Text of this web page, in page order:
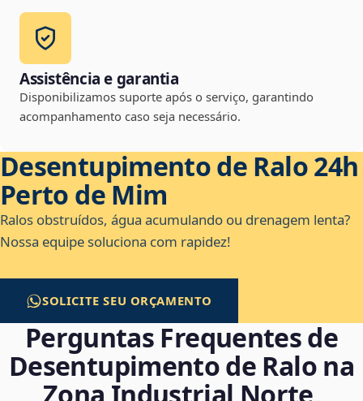
Assistência e garantia
Disponibilizamos suporte após o serviço, garantindo
acompanhamento caso seja necessário.
Desentupimento de Ralo 24h
Perto de Mim
Ralos obstruídos, água acumulando ou drenagem lenta?
Nossa equipe soluciona com rapidez!
SOLICITE SEU ORÇAMENTO
Perguntas Frequentes de
Desentupimento de Ralo na